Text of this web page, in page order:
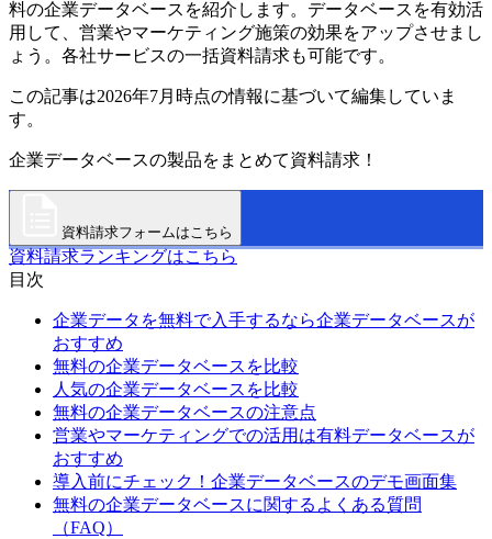
料の企業データベースを紹介します。データベースを有効活
用して、営業やマーケティング施策の効果をアップさせまし
ょう。各社サービスの一括資料請求も可能です。
この記事は2026年7月時点の情報に基づいて編集していま
す。
企業データベースの製品をまとめて資料請求！
資料請求フォームはこちら
資料請求ランキングはこちら
目次
企業データを無料で入手するなら企業データベースが
おすすめ
無料の企業データベースを比較
人気の企業データベースを比較
無料の企業データベースの注意点
営業やマーケティングでの活用は有料データベースが
おすすめ
導入前にチェック！企業データベースのデモ画面集
無料の企業データベースに関するよくある質問
（FAQ）